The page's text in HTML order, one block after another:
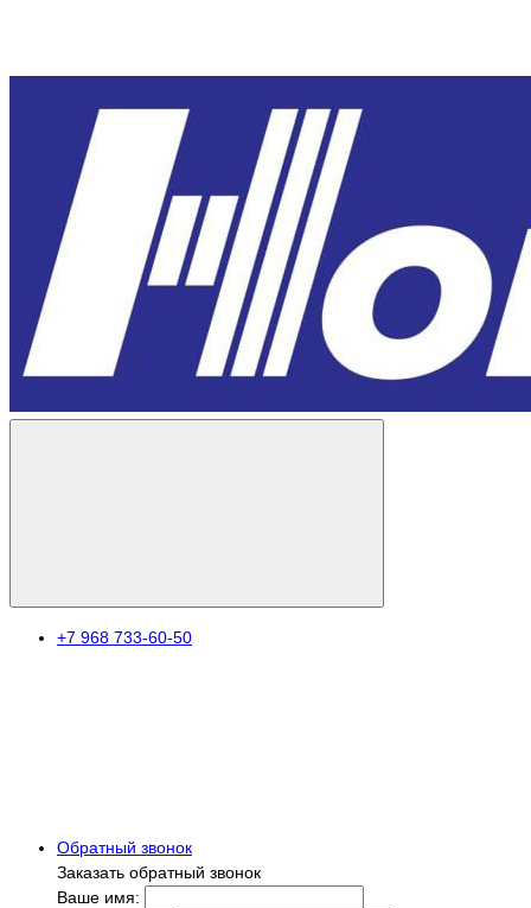
+7 968 733-60-50
Обратный звонок
Заказать обратный звонок
Ваше имя: